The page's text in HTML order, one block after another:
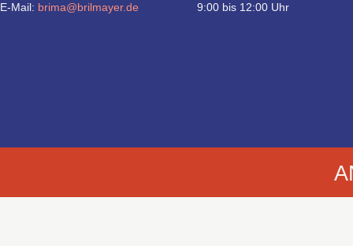
E-Mail: brima@brilmayer.de 9:00 bis 12:00 Uhr